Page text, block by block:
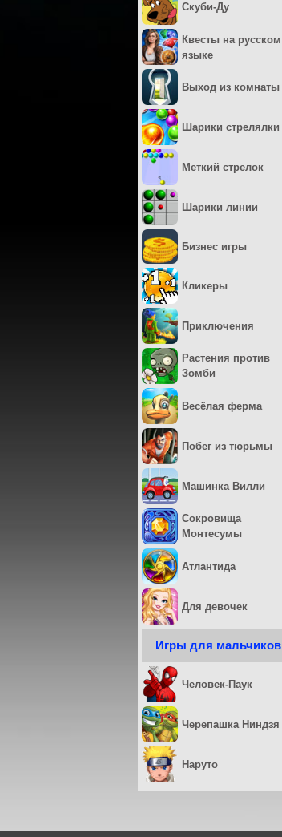
Скуби-Ду
Квесты на русском
языке
Выход из комнаты
Шарики стрелялки
Меткий стрелок
Шарики линии
Бизнес игры
Кликеры
Приключения
Растения против
Зомби
Весёлая ферма
Побег из тюрьмы
Машинка Вилли
Сокровища
Монтесумы
Атлантида
Для девочек
Игры для мальчиков
Человек-Паук
Черепашка Ниндзя
Наруто